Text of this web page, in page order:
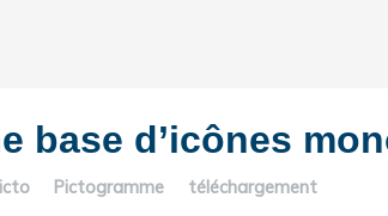
base d’icônes
Pictogramme téléchargement